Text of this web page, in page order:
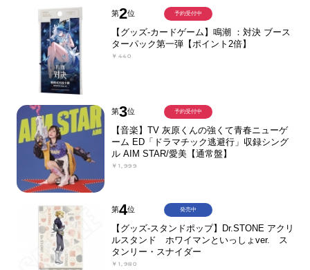
第2位
【グッズ-カードゲーム】鳴潮 ：対決 ブース
ターパック第一弾【ポイント2倍】
￥440
予約受付中
第3位
【音楽】TV 灰原くんの強くて青春ニューゲ
ーム ED「ドラマチック逃避行」収録シング
ル AIM STAR/愛美【通常盤】
￥1,999
予約受付中
第4位
【グッズ-スタンドポップ】Dr.STONE アクリ
ルスタンド ホワイマンといっしょver. ス
タンリー・スナイダー
￥1,980
発売中